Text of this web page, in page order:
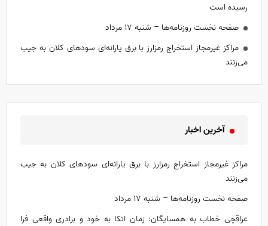
رسیده است
صفحه نخست روزنامه‌ها – شنبه ۱۷ مرداد
مراکز غیرمجاز استخراج رمزارز با برق یارانه‌ای سودهای کلان به جیب
می‌زنند
آخرین اخبار
مراکز غیرمجاز استخراج رمزارز با برق یارانه‌ای سودهای کلان به جیب
می‌زنند
صفحه نخست روزنامه‌ها – شنبه ۱۷ مرداد
عراقچی خطاب به همسایگان: زمان اتکا به خود و برادری واقعی فرا